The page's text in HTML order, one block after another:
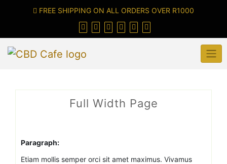
FREE SHIPPING ON ALL ORDERS OVER R1000
Full Width Page
Paragraph:
Etiam mollis semper orci sit amet maximus. Vivamus